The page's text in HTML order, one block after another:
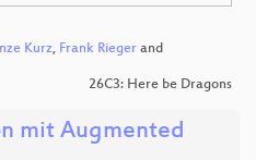
Kurz, Frank Rieger and
26C3: Here be Dragons
mit Augmented